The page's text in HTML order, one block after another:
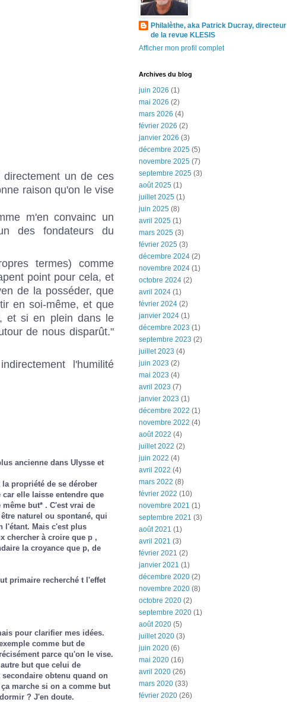
un de ces
raison qu'on le vise
m'en convainc un
des fondateurs du
termes) comme
point pour cela, et
de la posséder, que
en soi-même, et que
et si en plein dans le
de nous disparût."
l'humilité
ancienne dans Ulysse et
propriété de se dérober
elle laisse entendre que
but* . C'est vrai de
naturel ou spontané, qui
l'étant. Mais c'est plus
chercher à croire que p ,
la croyance que p, de
primaire recherché t l'effet
pour clarifier mes idées.
comme but de
parce qu'on le vise.
but que celui de
obtenu quand on
marche si on a comme but
? J'en doute.
Philalèthe, aka Patrick Ducray, directeur
de la revue KLESIS
Afficher mon profil complet
Archives du blog
juin 2026 (1)
mai 2026 (2)
mars 2026 (4)
février 2026 (2)
janvier 2026 (3)
décembre 2025 (5)
novembre 2025 (7)
septembre 2025 (3)
août 2025 (1)
juillet 2025 (1)
juin 2025 (8)
avril 2025 (1)
mars 2025 (3)
février 2025 (3)
décembre 2024 (2)
novembre 2024 (1)
octobre 2024 (2)
avril 2024 (1)
février 2024 (2)
janvier 2024 (1)
décembre 2023 (1)
septembre 2023 (2)
juillet 2023 (4)
juin 2023 (2)
mai 2023 (4)
avril 2023 (7)
janvier 2023 (1)
décembre 2022 (1)
novembre 2022 (4)
août 2022 (4)
juillet 2022 (2)
juin 2022 (4)
avril 2022 (4)
mars 2022 (8)
février 2022 (10)
novembre 2021 (1)
septembre 2021 (3)
août 2021 (1)
avril 2021 (3)
février 2021 (2)
janvier 2021 (1)
décembre 2020 (2)
novembre 2020 (8)
octobre 2020 (2)
septembre 2020 (1)
août 2020 (5)
juillet 2020 (3)
juin 2020 (6)
mai 2020 (16)
avril 2020 (26)
mars 2020 (33)
février 2020 (26)